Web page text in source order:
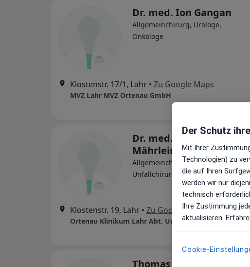
Dr. med. Ion Gangan
Allgemeinchirurg, Urologe,
Onkologe
Klostenstr. 17/1, Lahr • Zu Google Maps
MVZ Lahr MVZ Ortenau GmbH
Dr. med. Richard
Mährlein
Allgemeinchirurg, Orthopäde &
Unfallchirurg, Orthopäde
Klostenstr. 19, Lahr • Zu Google Maps
Ortenau Klinikum Lahr Abt. Unfall-, Orthopädische und Wirbelsäulenchirurgie
Thomas Hensle
Der Schutz
Mit Ihrer
Technologien) zu
die auf Ihren
werden wir nur
technisch
Ihre Zustimmung
aktualisieren.
Cookie-